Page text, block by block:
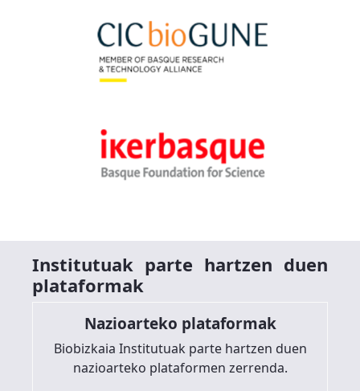
Institutuak parte hartzen duen
plataformak
Nazioarteko plataformak
Biobizkaia Institutuak parte hartzen duen
nazioarteko plataformen zerrenda.